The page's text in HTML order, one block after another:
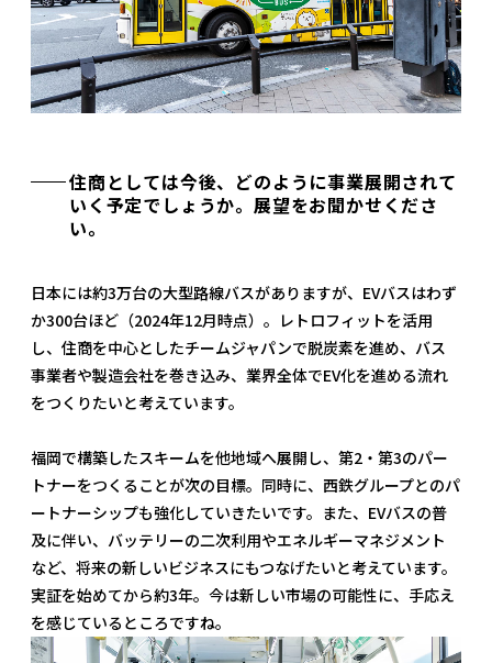
住商としては今後、どのように事業展開されて
いく予定でしょうか。展望をお聞かせくださ
い。
日本には約3万台の大型路線バスがありますが、EVバスはわず
か300台ほど（2024年12月時点）。レトロフィットを活用
し、住商を中心としたチームジャパンで脱炭素を進め、バス
事業者や製造会社を巻き込み、業界全体でEV化を進める流れ
をつくりたいと考えています。
福岡で構築したスキームを他地域へ展開し、第2・第3のパー
トナーをつくることが次の目標。同時に、西鉄グループとのパ
ートナーシップも強化していきたいです。また、EVバスの普
及に伴い、バッテリーの二次利用やエネルギーマネジメント
など、将来の新しいビジネスにもつなげたいと考えています。
実証を始めてから約3年。今は新しい市場の可能性に、手応え
を感じているところですね。